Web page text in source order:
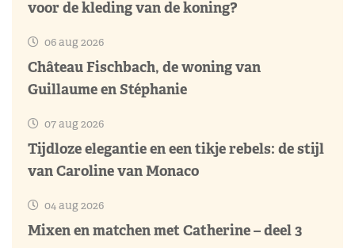
voor de kleding van de koning?
06 aug 2026
Château Fischbach, de woning van
Guillaume en Stéphanie
07 aug 2026
Tijdloze elegantie en een tikje rebels: de stijl
van Caroline van Monaco
04 aug 2026
Mixen en matchen met Catherine – deel 3